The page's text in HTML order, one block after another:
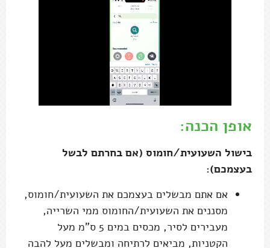
אופן הכנה:
בישול השעועית/חומוס (אם בחרתם לבשל
בעצמכם):
אם אתם מבשלים בעצמכם את השעועית/חומוס,
מסננים את השעועית/החומוס ממי השרייה,
מעבירים לסיר, מכסים במים 5 ס"מ מעל
הקטניות, מביאים לרתיחה ומבשלים מעל להבה